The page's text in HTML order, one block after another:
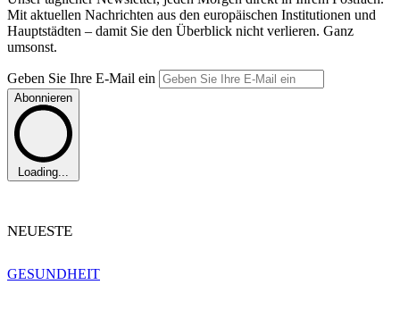
Mit aktuellen Nachrichten aus den europäischen Institutionen und
Hauptstädten – damit Sie den Überblick nicht verlieren. Ganz
umsonst.
Geben Sie Ihre E-Mail ein
Abonnieren
Loading...
NEUESTE
GESUNDHEIT